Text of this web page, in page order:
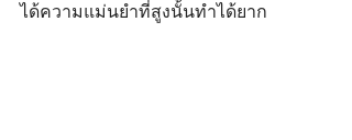
ได้ความแม่นยำที่สูงนั้นทำได้ยาก